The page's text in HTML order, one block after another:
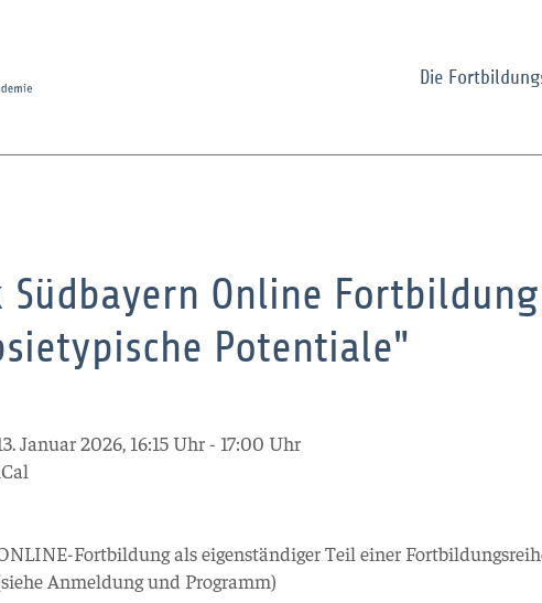
Die
Südbayern Online
Potentiale"
Januar 2026, 16:15 Uhr - 17:00 Uhr
Fortbildung als eigenständiger Teil einer
Anmeldung und Programm)